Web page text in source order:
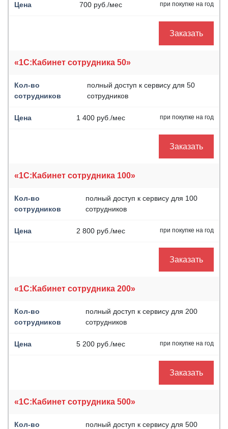
700 руб./мес при покупке на год
Заказать
«1С:Кабинет сотрудника 50»
полный доступ к сервису для 50
сотрудников
1 400 руб./мес при покупке на год
Заказать
«1С:Кабинет сотрудника 100»
полный доступ к сервису для 100
сотрудников
2 800 руб./мес при покупке на год
Заказать
«1С:Кабинет сотрудника 200»
полный доступ к сервису для 200
сотрудников
5 200 руб./мес при покупке на год
Заказать
«1С:Кабинет сотрудника 500»
полный доступ к сервису для 500